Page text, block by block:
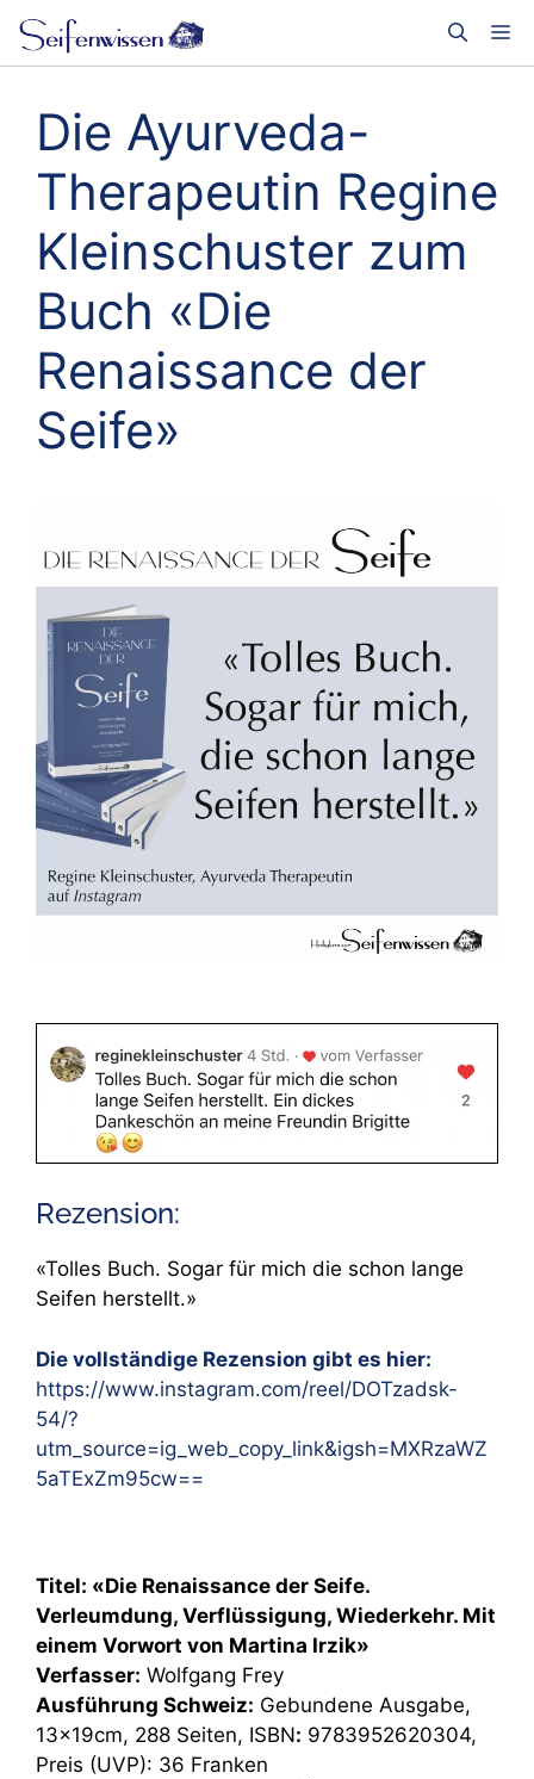
Zum
Inhalt
springen
Die Ayurveda-
Therapeutin Regine
Kleinschuster zum
Buch «Die
Renaissance der
Seife»
Rezension:
«Tolles Buch. Sogar für mich die schon lange
Seifen herstellt.»
Die vollständige Rezension gibt es hier:
https://www.instagram.com/reel/DOTzadsk-
54/?
utm_source=ig_web_copy_link&igsh=MXRzaWZ
5aTExZm95cw==
Titel: «Die Renaissance der Seife.
Verleumdung, Verflüssigung, Wiederkehr. Mit
einem Vorwort von Martina Irzik»
Verfasser: Wolfgang Frey
Ausführung Schweiz: Gebundene Ausgabe,
13x19cm, 288 Seiten, ISBN: 9783952620304,
Preis (UVP): 36 Franken